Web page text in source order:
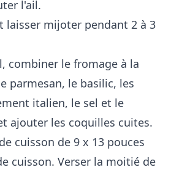
l'ail.
laisser mijoter pendant 2 à 3
combiner le fromage à la
parmesan, le basilic, les
italien, le sel et le
ajouter les coquilles cuites.
cuisson de 9 x 13 pouces
cuisson. Verser la moitié de